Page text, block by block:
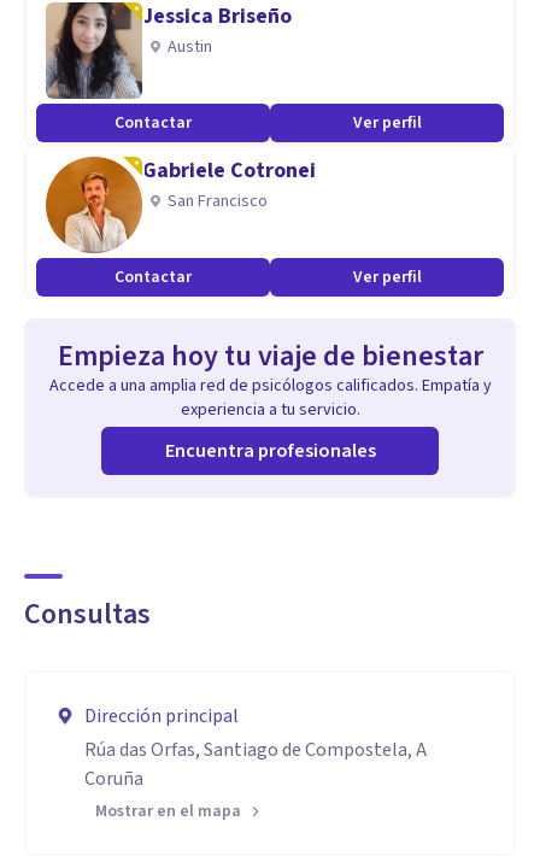
Jessica Briseño
Austin
Contactar Ver perfil
Gabriele Cotronei
San Francisco
Contactar Ver perfil
Empieza hoy tu viaje de bienestar
Accede a una amplia red de psicólogos calificados. Empatía y
experiencia a tu servicio.
Encuentra profesionales
Consultas
Dirección principal
Rúa das Orfas, Santiago de Compostela, A
Coruña
Mostrar en el mapa